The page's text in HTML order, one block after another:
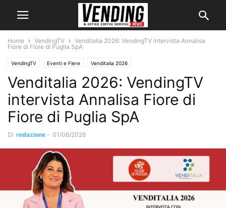
Home VendingTV
Venditalia 2026: VendingTV intervista Annalisa
Fiore di Fiore di Puglia SpA
VendingTV Eventi e Fiere Venditalia 2026
Venditalia 2026: VendingTV
intervista Annalisa Fiore di
Fiore di Puglia SpA
Di redazione - 01/06/2026